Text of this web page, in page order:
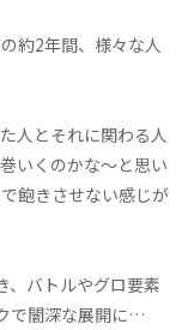
約2年間、様々な人
人とそれに関わる人
いくのかな～と思い
飽きさせない感じが
、バトルやグロ要素
で闇深な展開に…